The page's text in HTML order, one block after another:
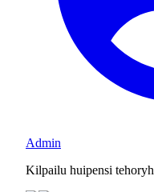
Admin
Kilpailu huipensi